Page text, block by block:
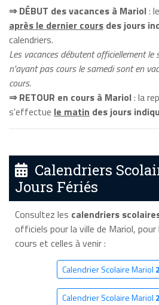
⇒ DÉBUT des vacances à Mariol:
après le dernier cours des jours
calendriers.
Les vacances débutent officiellement le
n'ayant pas cours le samedi sont en
cours.
⇒ RETOUR en cours à Mariol: la
s'effectue le matin des jours
Calendriers
Jours Fériés
Consultez les calendriers
officiels pour la ville de Mariol, pour
cours et celles à venir :
Calendrier Scolaire Mariol
Calendrier Scolaire Mariol